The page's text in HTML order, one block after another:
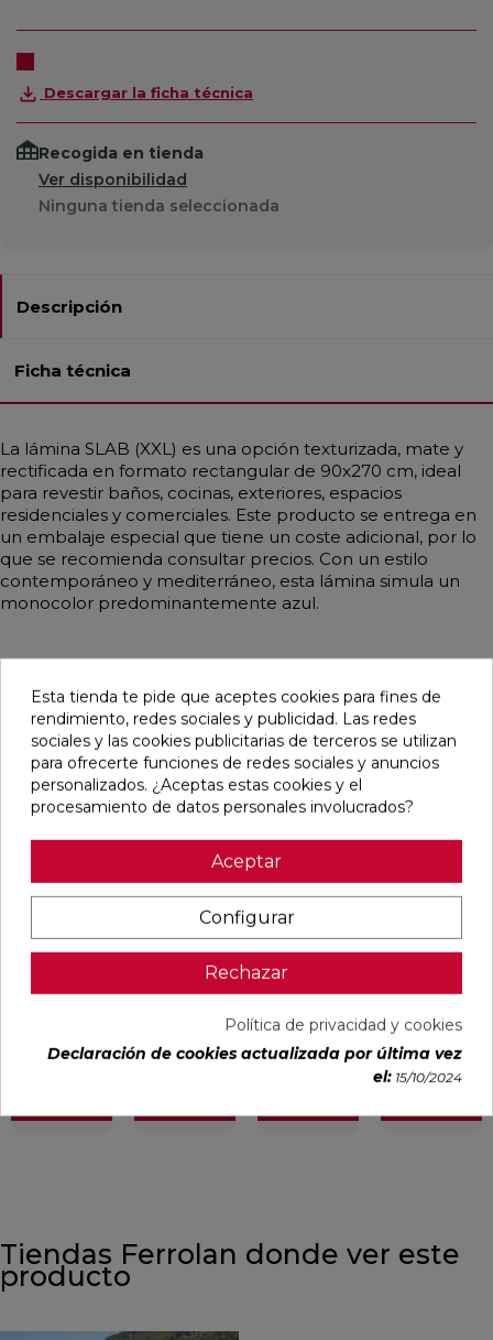
Descargar la ficha técnica
Recogida en tienda
Ver disponibilidad
Ninguna tienda seleccionada
Descripción
Ficha técnica
La lámina SLAB (XXL) es una opción texturizada, mate y
rectificada en formato rectangular de 90x270 cm, ideal
para revestir baños, cocinas, exteriores, espacios
residenciales y comerciales. Este producto se entrega en
un embalaje especial que tiene un coste adicional, por lo
que se recomienda consultar precios. Con un estilo
contemporáneo y mediterráneo, esta lámina simula un
monocolor predominantemente azul.
Pensamos que te puede interesar
NATURAL
120X240
Ref:
Baldocer
PVP
favorite
PULIDO
120X240
RECTIFICADO
Ref:
Baldocer
PVP
incl.)
favorite
IMPULSE
WHITE MATE
31,6X100
RECTIFICADO
Ref:
Colorker
PVP
/m²
(IVA
incl.)
favorite
BLANCO
GLOSS
Ref:
Colorker
PVP
/m²
incl.)
Tiendas Ferrolan donde ver este
producto
Esta tienda te pide que aceptes cookies para fines de
rendimiento, redes sociales y publicidad. Las redes
sociales y las cookies publicitarias de terceros se utilizan
para ofrecerte funciones de redes sociales y anuncios
personalizados. ¿Aceptas estas cookies y el
procesamiento de datos personales involucrados?
Aceptar
Configurar
Rechazar
Política de privacidad y cookies
Declaración de cookies actualizada por última vez
el: 15/10/2024